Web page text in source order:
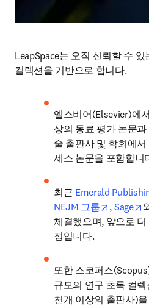
LeapSpace는 오직 신뢰할 수
컬렉션을 기반으로 합니다.
엘스비어(Elsevier)에
상의 동료 평가 논문
술 출판사 및 학회에
세스 논문을 포함합니
최근 Emerald
NEJM 그룹
opens in
, Sage
체결했으며, 앞으로
정입니다.
또한 스코퍼스
규모의 연구 초록 컬
천개 이상의 출판사)